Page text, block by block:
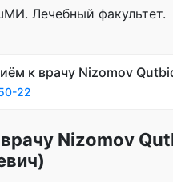
Лечебный факультет.
к врачу Nizomov
22
Nizomov